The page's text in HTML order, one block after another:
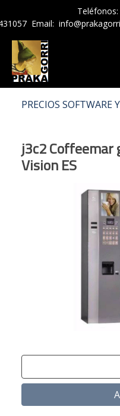
Teléfonos:
Email:
PRECIOS SOFTWARE
j3c2 Coffeemar
Vision ES